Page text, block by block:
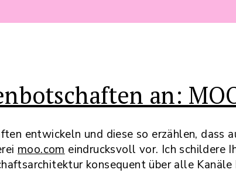
an:
entwickeln und diese so erzählen, dass
moo.com eindrucksvoll vor. Ich schildere
konsequent über alle Kanäle